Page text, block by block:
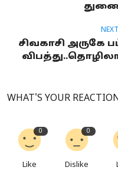
சிவகாசி அருகே
WHAT'S YOUR
0
Like
0
Dislike